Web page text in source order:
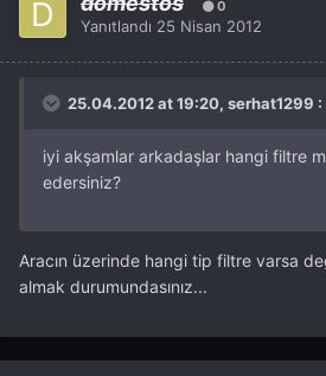
0
Yanıtlandı 25 Nisan 2012
25.04.2012 at 19:20, serhat1299 :
iyi akşamlar arkadaşlar hangi filtre
edersiniz?
Aracın üzerinde hangi tip filtre varsa
almak durumundasınız...